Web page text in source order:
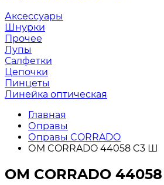
Аксессуары
Шнурки
Прочее
Лупы
Салфетки
Цепочки
Пинцеты
Линейка оптическая
Главная
Оправы
Оправы CORRADO
ОМ CORRADO 44058 C3 Ш
ОМ CORRADO